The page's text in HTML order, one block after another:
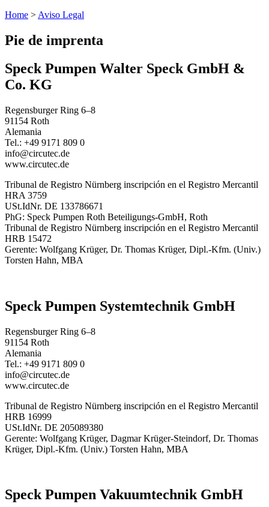
Home > Aviso Legal
Pie de imprenta
Speck Pumpen Walter Speck GmbH &
Co. KG
Regensburger Ring 6–8
91154 Roth
Alemania
Tel.: +49 9171 809 0
info@circutec.de
www.circutec.de
Tribunal de Registro Nürnberg inscripción en el Registro Mercantil
HRA 3759
USt.IdNr. DE 133786671
PhG: Speck Pumpen Roth Beteiligungs-GmbH, Roth
Tribunal de Registro Nürnberg inscripción en el Registro Mercantil
HRB 15472
Gerente: Wolfgang Krüger, Dr. Thomas Krüger, Dipl.-Kfm. (Univ.)
Torsten Hahn, MBA
Speck Pumpen Systemtechnik GmbH
Regensburger Ring 6–8
91154 Roth
Alemania
Tel.: +49 9171 809 0
info@circutec.de
www.circutec.de
Tribunal de Registro Nürnberg inscripción en el Registro Mercantil
HRB 16999
USt.IdNr. DE 205089380
Gerente: Wolfgang Krüger, Dagmar Krüger-Steindorf, Dr. Thomas
Krüger, Dipl.-Kfm. (Univ.) Torsten Hahn, MBA
Speck Pumpen Vakuumtechnik GmbH